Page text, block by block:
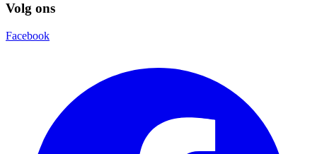
Volg ons
Facebook